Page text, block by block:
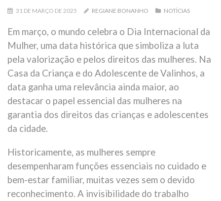
31 DE MARÇO DE 2025 REGIANE BONANHO NOTÍCIAS
Em março, o mundo celebra o Dia Internacional da
Mulher, uma data histórica que simboliza a luta
pela valorização e pelos direitos das mulheres. Na
Casa da Criança e do Adolescente de Valinhos, a
data ganha uma relevância ainda maior, ao
destacar o papel essencial das mulheres na
garantia dos direitos das crianças e adolescentes
da cidade.
Historicamente, as mulheres sempre
desempenharam funções essenciais no cuidado e
bem-estar familiar, muitas vezes sem o devido
reconhecimento. A invisibilidade do trabalho